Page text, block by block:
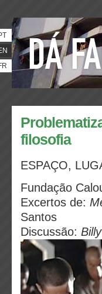
filosofia
ESPAÇO,
Fundação
Excertos de:
Santos
Discussão: